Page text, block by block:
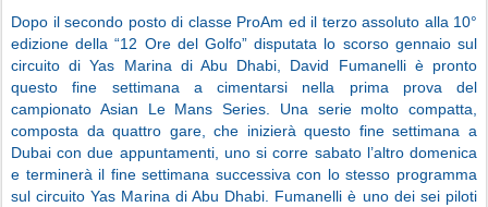
Dopo il secondo posto di classe ProAm ed il terzo assoluto alla 10°
edizione della “12 Ore del Golfo” disputata lo scorso gennaio sul
circuito di Yas Marina di Abu Dhabi, David Fumanelli è pronto
questo fine settimana a cimentarsi nella prima prova del
campionato Asian Le Mans Series. Una serie molto compatta,
composta da quattro gare, che inizierà questo fine settimana a
Dubai con due appuntamenti, uno si corre sabato l’altro domenica
e terminerà il fine settimana successiva con lo stesso programma
sul circuito Yas Marina di Abu Dhabi. Fumanelli è uno dei sei piloti